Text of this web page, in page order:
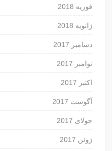
فوریه 2018
ژانویه 2018
دسامبر 2017
نوامبر 2017
اکتبر 2017
آگوست 2017
جولای 2017
ژوئن 2017